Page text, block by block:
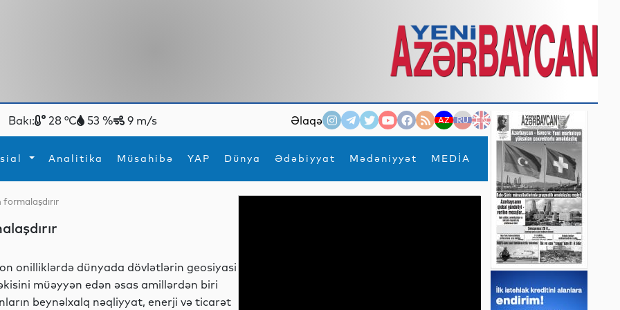
Bakı: 28 °C 53 % 9 m/s Əlaqə AZ RU EN
Analitika Müsahibə YAP Dünya Ədəbiyyat Mədəniyyət MEDİA
×
İdmanYeni texnologiyalar
onilliklərdə dünyada dövlətlərin geosiyasi
müəyyən edən əsas amillərdən biri
beynəlxalq nəqliyyat, enerji və ticarət